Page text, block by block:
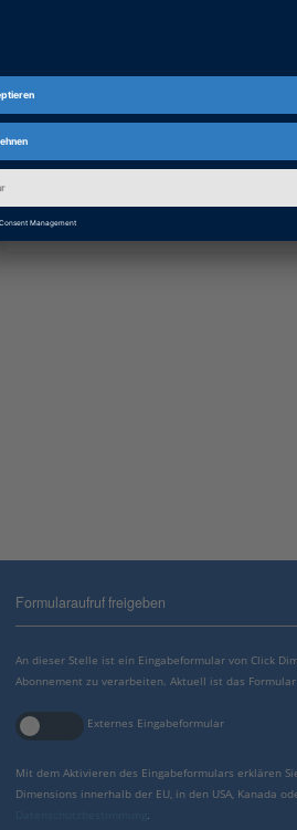
Learn how the Smart
Solution can help you switch
mobility to electric even
MEHR
Formularaufruf freigeben
An dieser Stelle ist ein Eingabeformular von Click
Abonnement zu verarbeiten. Aktuell ist das
Externes Eingabeformular
Mit dem Aktivieren des Eingabeformulars erklären
Dimensions innerhalb der EU, in den USA, Kanada
.